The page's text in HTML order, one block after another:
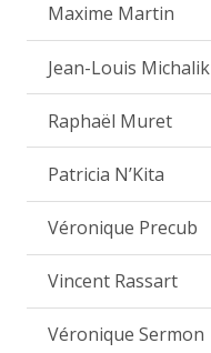
Maxime Martin
Jean-Louis Michalik
Raphaël Muret
Patricia N’Kita
Véronique Precub
Vincent Rassart
Véronique Sermon